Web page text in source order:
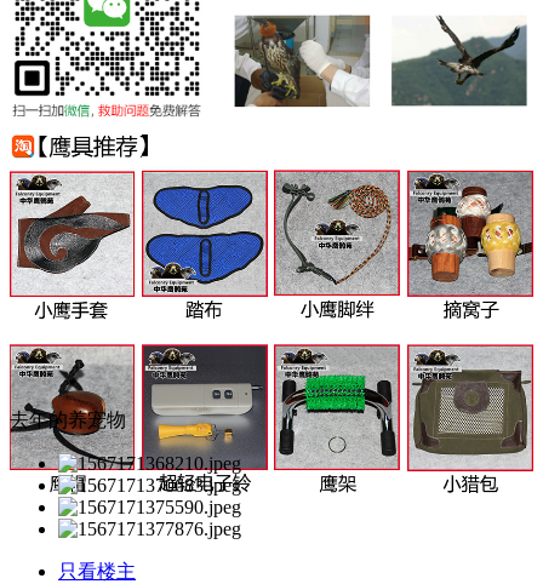
去年的养宠物
只看楼主